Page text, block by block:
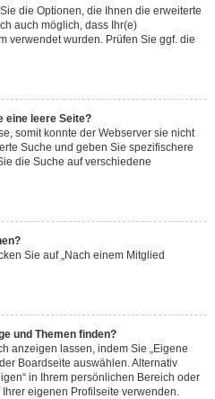
die Optionen, die Ihnen die erweiterte
auch möglich, dass Ihr(e)
verwendet wurden. Prüfen Sie ggf. die
eine leere Seite?
somit konnte der Webserver sie nicht
Suche und geben Sie spezifischere
die Suche auf verschiedene
Sie auf „Nach einem Mitglied
und Themen finden?
anzeigen lassen, indem Sie „Eigene
Boardseite auswählen. Alternativ
in Ihrem persönlichen Bereich oder
Ihrer eigenen Profilseite verwenden.